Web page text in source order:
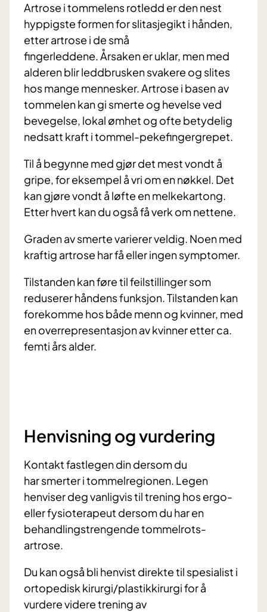
Artrose i tommelens rotledd er den nest
hyppigste formen for slitasjegikt i hånden,
etter artrose i de små
fingerleddene. Årsaken er uklar, men med
alderen blir leddbrusken svakere og slites
hos mange mennesker. Artrose i basen av
tommelen kan gi smerte og hevelse ved
bevegelse, lokal ømhet og ofte betydelig
nedsatt kraft i tommel-pekefingergrepet.
Til å begynne med gjør det mest vondt å
gripe, for eksempel å vri om en nøkkel. Det
kan gjøre vondt å løfte en melkekartong.
Etter hvert kan du også få verk om nettene.
Graden av smerte varierer veldig. Noen med
kraftig artrose har få eller ingen symptomer.
Tilstanden kan føre til feilstillinger som
reduserer håndens funksjon. Tilstanden kan
forekomme hos både menn og kvinner, med
en overrepresentasjon av kvinner etter ca.
femti års alder.
Henvisning og vurdering
Kontakt fastlegen din dersom du
har smerter i tommelregionen. Legen
henviser deg vanligvis til trening hos ergo-
eller fysioterapeut dersom du har en
behandlingstrengende tommelrots-
artrose.
Du kan også bli henvist direkte til spesialist i
ortopedisk kirurgi/plastikkirurgi for å
vurdere videre trening av